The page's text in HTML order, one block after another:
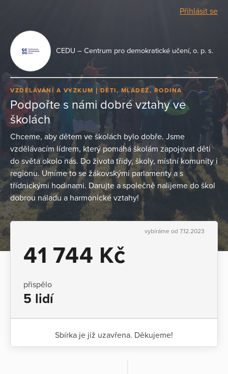
Přihlásit se
CEDU – Centrum pro demokratické učení, o. p. s.
VZDĚLÁVÁNÍ A VÝZKUM DĚTI, MLÁDEŽ, RODINA
Podpořte s námi dobré vztahy ve
školách
Chceme, aby dětem ve školách bylo dobře. Jsme
vzdělávacím lídrem, který pomáhá školám zapojovat děti
do světa okolo nás. Do života třídy, školy, místní komunity i
regionu. Umíme to se žákovskými parlamenty a s
třídnickými hodinami. Darujte a společně nalijeme do škol
dobrou náladu a harmonické vztahy!
vybíráme od 7.12.2023
41 744 Kč
přispělo
5 lidí
Sbírka je již uzavřena. Děkujeme!